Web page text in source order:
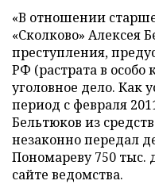
«В отношении
«Сколково» Алексея
преступления,
РФ (растрата в особо
уголовное дело. Как
период с февраля
Бельтюков из
незаконно передал
Пономареву 750 тыс.
сайте ведомства.